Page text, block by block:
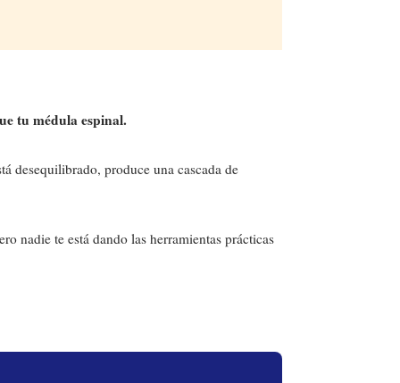
tu médula espinal.
desequilibrado, produce una cascada de
nadie te está dando las herramientas prácticas